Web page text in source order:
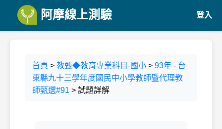
阿摩線上測驗 登入
首頁 > 教甄◆教育專業科目-國小 > 93年 - 台
東縣九十三學年度國民中小學教師暨代理教
師甄選#91 > 試題詳解